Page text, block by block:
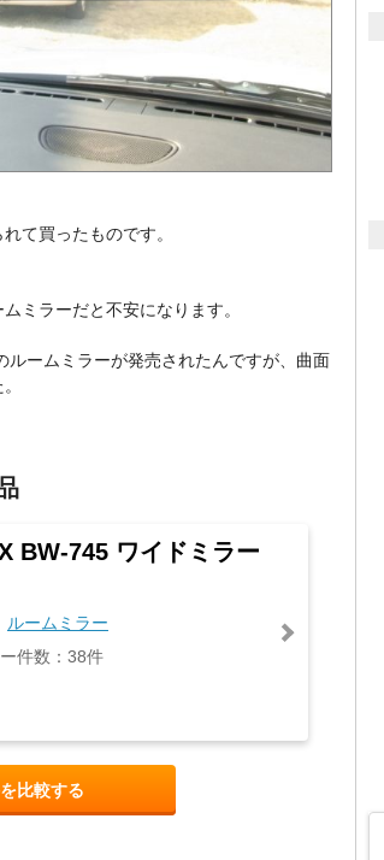
て買ったものです。
ミラーだと不安になります。
ルームミラーが発売されたんですが、曲面
BW-745 ワイドミラー
ルームミラー
件数：38件
比較する